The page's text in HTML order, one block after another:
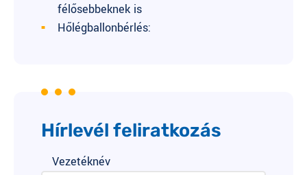
félősebbeknek is
Hőlégballonbérlés:
Hírlevél feliratkozás
Vezetéknév